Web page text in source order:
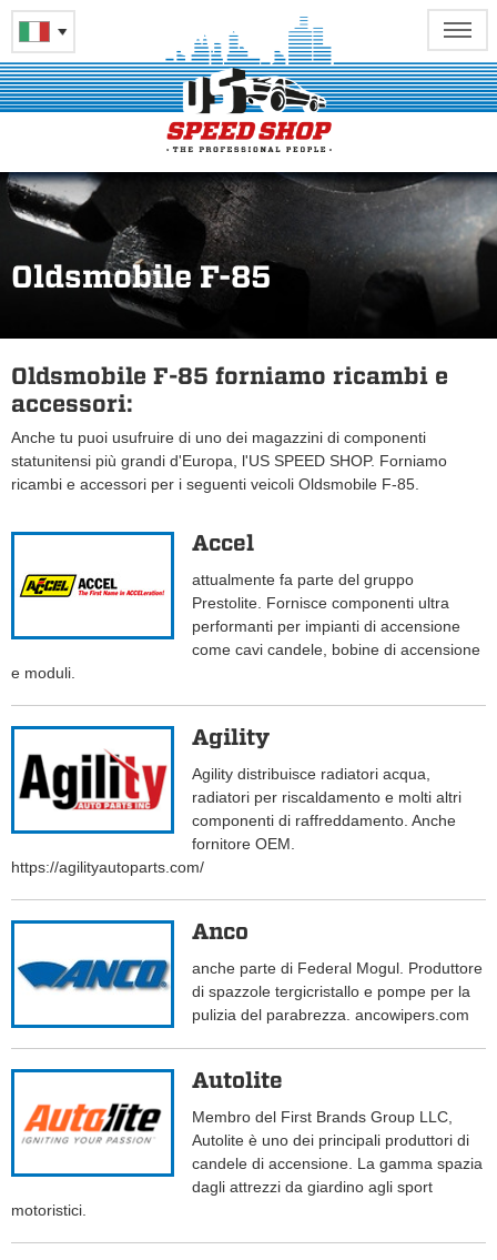
Oldsmobile F-85
Oldsmobile F-85 forniamo ricambi e
accessori:
Anche tu puoi usufruire di uno dei magazzini di componenti
statunitensi più grandi d'Europa, l'US SPEED SHOP. Forniamo
ricambi e accessori per i seguenti veicoli Oldsmobile F-85.
Accel
attualmente fa parte del gruppo
Prestolite. Fornisce componenti ultra
performanti per impianti di accensione
come cavi candele, bobine di accensione
e moduli.
Agility
Agility distribuisce radiatori acqua,
radiatori per riscaldamento e molti altri
componenti di raffreddamento. Anche
fornitore OEM.
https://agilityautoparts.com/
Anco
anche parte di Federal Mogul. Produttore
di spazzole tergicristallo e pompe per la
pulizia del parabrezza. ancowipers.com
Autolite
Membro del First Brands Group LLC,
Autolite è uno dei principali produttori di
candele di accensione. La gamma spazia
dagli attrezzi da giardino agli sport
motoristici.